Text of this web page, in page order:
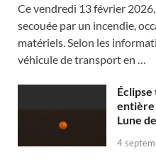
Ce vendredi 13 février
secouée par un incendie,
matériels. Selon les
véhicule de transport en …
Éclipse
entière
Lune
4